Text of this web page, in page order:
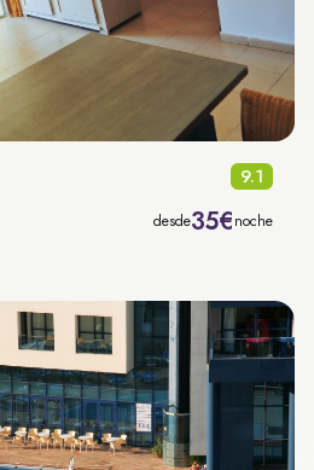
9.1
desde35€noche